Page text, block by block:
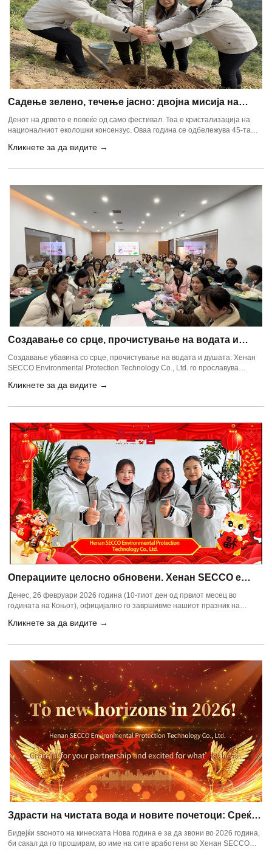
Садење зелено, течење јасно: двојна мисија на
претпријатие за заштита на животната средина
Денот на дрвото е повеќе од само фестивал. Тоа е кристализација на
националниот еколошки консензус. Оваа година се одбележува 45-та
активностите низ целата земја покажуваат нов тренд: слепата потрага
Кликнете за да видите →
Создавање со срце, прочистување на водата и
душата: Хенан СЕКО го прославува Меѓународниот
ден на жената со занаетнички салон
Создавање убавина со срце, прочистување на водата и душата: Хенан
SECCO Environmental Protection Technology Co., Ltd. го прославува
Кликнете за да видите →
Операциите целосно обновени. Хенан SECCO е
подготвен да снабдува PAM & PAC глобално
Денес, 26 февруари 2026 година (10-тиот ден од првиот месец во
годината на Коњот), официјално го завршивме нашиот празник на
живописна и енергична рана пролетна сезона, тимот за заштита на
на новогодишно патување со целосен ентузијазам и професионална
Кликнете за да видите →
Здрасти на чистата вода и новите почетоци: Среќна
Месечева Нова Година 2026
Бидејќи ѕвоното на кинеската Нова година е за да звони во 2026 година,
би сакал да го проширам, во име на сите вработени во Хенан SECCO